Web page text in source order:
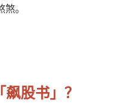
。
股书」？